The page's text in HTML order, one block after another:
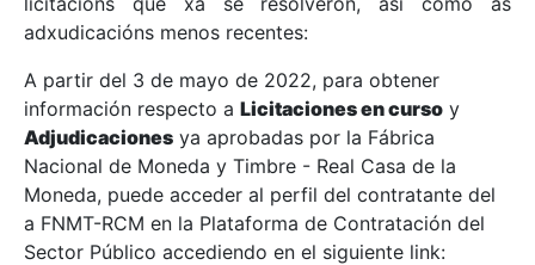
Mostrar/Ocultar
Mostrar/Ocultar
Mostrar/Ocultar
adxudicacións menos recentes:
A partir del 3 de mayo de 2022, para obtener
información respecto a Licitaciones en curso y
Adjudicaciones ya aprobadas por la Fábrica
Nacional de Moneda y Timbre - Real Casa de la
Moneda, puede acceder al perfil del contratante del
a FNMT-RCM en la Plataforma de Contratación del
Sector Público accediendo en el siguiente link: